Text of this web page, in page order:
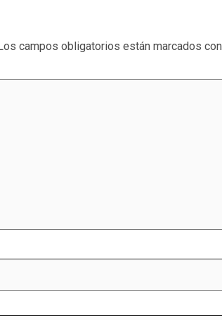
campos obligatorios están marcados con